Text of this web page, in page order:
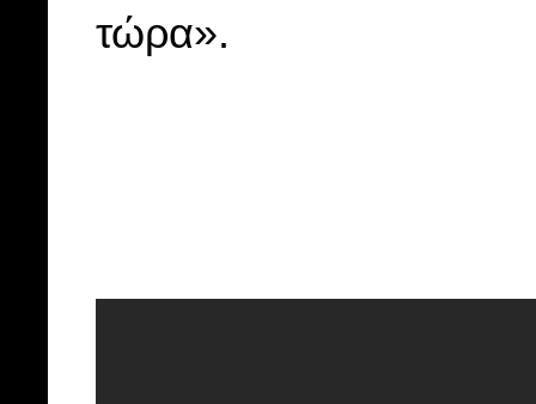
τώρα».